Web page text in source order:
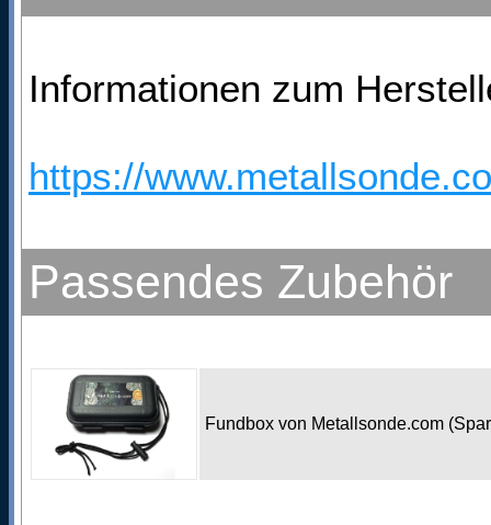
Informationen zum
https://
Passendes Zubehör
Fundbox von Metallsonde.com